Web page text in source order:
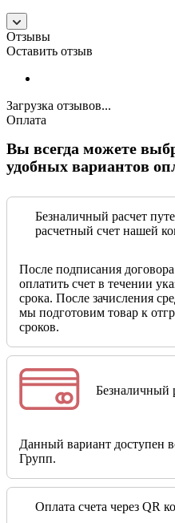
Отзывы
Оставить отзыв
Загрузка отзывов...
Оплата
Вы всегда можете
удобных вариантов
Безналичный расчет
расчетный счет нашей
После подписания
оплатить счет в течении
срока. После зачисления
мы подготовим товар к
сроков.
Безналичный
Данный вариант доступен
Групп.
Оплата счета через QR